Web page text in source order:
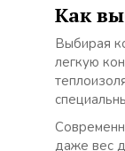
Как
Выбирая
легкую
даже вес